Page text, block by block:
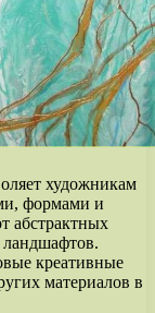
художникам
формами и
абстрактных
креативные
материалов в